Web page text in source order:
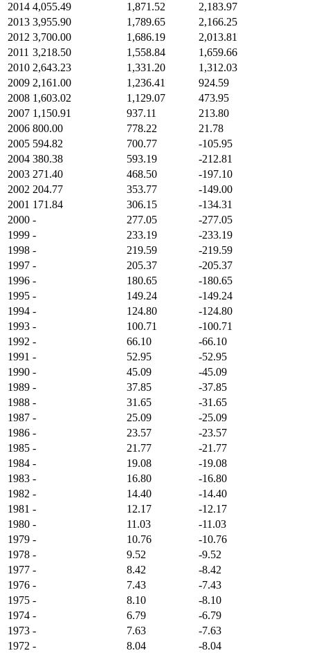
2014 4,055.49 1,871.52
2,183.97
2013 3,955.90 1,789.65
2,166.25
2012 3,700.00 1,686.19
2,013.81
2011 3,218.50 1,558.84
1,659.66
2010 2,643.23 1,331.20
1,312.03
2009 2,161.00 1,236.41
924.59
2008 1,603.02 1,129.07
473.95
2007 1,150.91 937.11
213.80
2006 800.00 778.22
21.78
2005 594.82 700.77
-105.95
2004 380.38 593.19
-212.81
2003 271.40 468.50
-197.10
2002 204.77 353.77
-149.00
2001 171.84 306.15
-134.31
2000 - 277.05
-277.05
1999 - 233.19
-233.19
1998 - 219.59
-219.59
1997 - 205.37
-205.37
1996 - 180.65
-180.65
1995 - 149.24
-149.24
1994 - 124.80
-124.80
1993 - 100.71
-100.71
1992 - 66.10
-66.10
1991 - 52.95
-52.95
1990 - 45.09
-45.09
1989 - 37.85
-37.85
1988 - 31.65
-31.65
1987 - 25.09
-25.09
1986 - 23.57
-23.57
1985 - 21.77
-21.77
1984 - 19.08
-19.08
1983 - 16.80
-16.80
1982 - 14.40
-14.40
1981 - 12.17
-12.17
1980 - 11.03
-11.03
1979 - 10.76
-10.76
1978 - 9.52
-9.52
1977 - 8.42
-8.42
1976 - 7.43
-7.43
1975 - 8.10
-8.10
1974 - 6.79
-6.79
1973 - 7.63
-7.63
1972 - 8.04
-8.04